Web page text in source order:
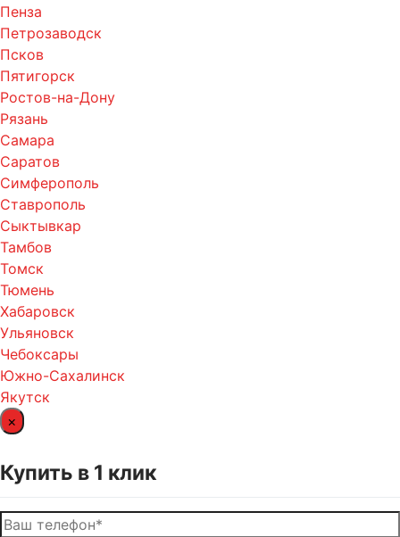
Пенза
Петрозаводск
Псков
Пятигорск
Ростов-на-Дону
Рязань
Самара
Саратов
Симферополь
Ставрополь
Сыктывкар
Тамбов
Томск
Тюмень
Хабаровск
Ульяновск
Чебоксары
Южно-Сахалинск
Якутск
×
Купить в 1 клик